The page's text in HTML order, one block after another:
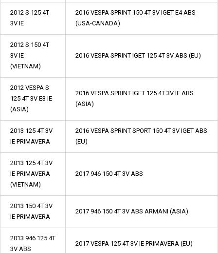
2012 S 125 4T
3V IE
2016 VESPA SPRINT 150 4T 3V IGET E4 ABS
(USA-CANADA)
2012 S 150 4T
3V IE
(VIETNAM)
2016 VESPA SPRINT IGET 125 4T 3V ABS (EU)
2012 VESPA S
125 4T 3V E3 IE
(ASIA)
2016 VESPA SPRINT IGET 125 4T 3V IE ABS
(ASIA)
2013 125 4T 3V
IE PRIMAVERA
2016 VESPA SPRINT SPORT 150 4T 3V IGET ABS
(EU)
2013 125 4T 3V
IE PRIMAVERA
(VIETNAM)
2017 946 150 4T 3V ABS
2013 150 4T 3V
IE PRIMAVERA
2017 946 150 4T 3V ABS ARMANI (ASIA)
2013 946 125 4T
3V ABS
2017 VESPA 125 4T 3V IE PRIMAVERA (EU)